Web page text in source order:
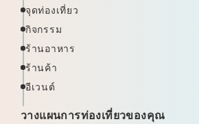
จุดท่องเที่ยว
กิจกรรม
ร้านอาหาร
ร้านค้า
อีเวนต์
วางแผนการท่องเที่ยวของคุณ